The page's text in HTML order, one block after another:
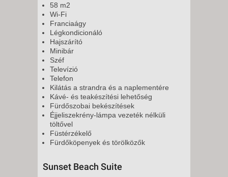
58 m2
Wi-Fi
Franciaágy
Légkondicionáló
Hajszárító
Minibár
Széf
Televízió
Telefon
Kilátás a strandra és a naplementére
Kávé- és teakészítési lehetőség
Fürdőszobai bekészítések
Éjjeliszekrény-lámpa vezeték nélküli
töltővel
Füstérzékelő
Fürdőköpenyek és törölközők
Sunset Beach Suite